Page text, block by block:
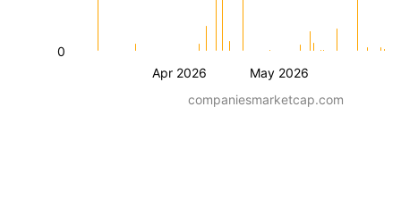
Apr 2026 May 2026
0
companiesmarketcap.com